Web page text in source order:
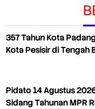
357 Tahun Kota
Kota Pesisir di Tengah
Pidato 14 Agustus
Sidang Tahunan MPR